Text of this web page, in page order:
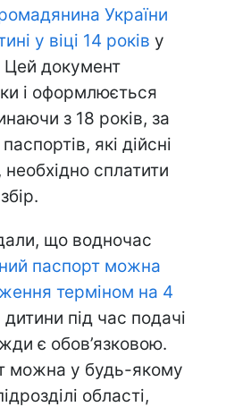
України
у віці 14 років у
Цей документ
і оформлюється
з 18 років, за
які дійсні
сплатити
що водночас
паспорт можна
терміном на 4
під час подачі
є обов’язковою.
можна у будь-якому
області,